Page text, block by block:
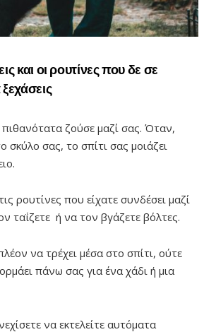
και οι ρουτίνες που δε σε
πιθανότατα ζούσε μαζί σας. Όταν,
σκύλο σας, το σπίτι σας μοιάζει
ρουτίνες που είχατε συνδέσει μαζί
ταΐζετε ή να τον βγάζετε βόλτες.
να τρέχει μέσα στο σπίτι, ούτε
πάνω σας για ένα χάδι ή μια
να εκτελείτε αυτόματα